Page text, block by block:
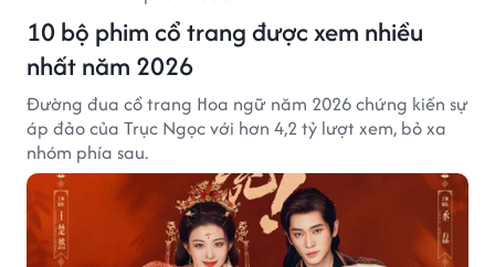
10 bộ phim cổ trang được xem nhiều
nhất năm 2026
Đường đua cổ trang Hoa ngữ năm 2026 chứng kiến sự
áp đảo của Trục Ngọc với hơn 4,2 tỷ lượt xem, bỏ xa
nhóm phía sau.